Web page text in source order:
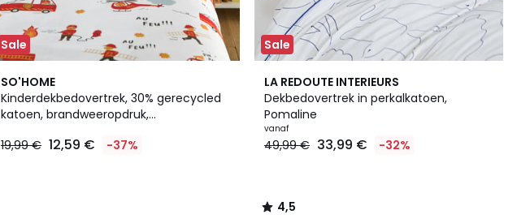
Sale
SO'HOME
Kinderdekbedovertrek, 30% gerecycled
katoen, brandweeropdruk,
19,99 € 12,59 € -37%
Sale
LA REDOUTE INTERIEURS
Dekbedovertrek in perkalkatoen,
Pomaline
vanaf
49,99 € 33,99 € -32%
4,5
/ 5
4,5
/